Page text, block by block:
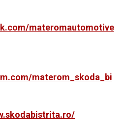
materomautomotive
materom_skoda_bi